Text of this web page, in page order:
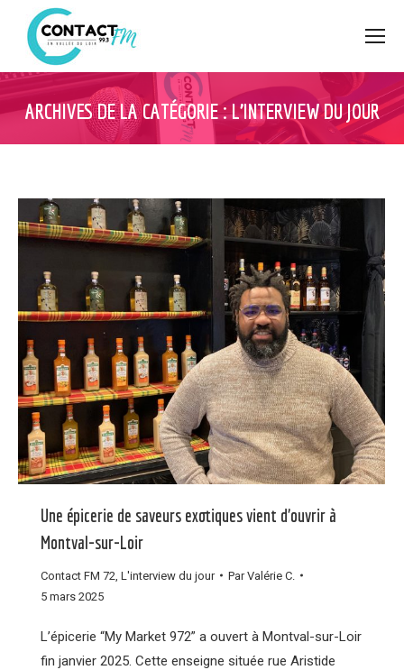
ARCHIVES DE LA CATÉGORIE :L’INTERVIEW DU JOUR
Une épicerie de saveurs exotiques vient d’ouvrir à
Montval-sur-Loir
Contact FM 72 L'interview du jour ParValérie C.
5 mars 2025
L’épicerie “My Market 972” a ouvert à Montval-sur-Loir
fin janvier 2025. Cette enseigne située rue Aristide